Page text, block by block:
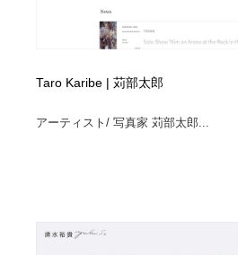
Taro Karibe | 苅部太郎
アーティスト/ 写真家 苅部太郎...